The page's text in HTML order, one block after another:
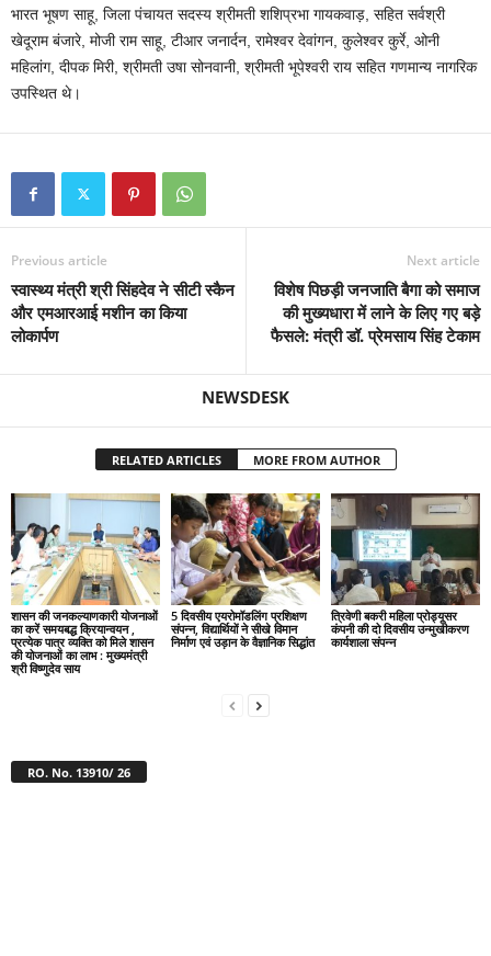
भारत भूषण साहू, जिला पंचायत सदस्य श्रीमती शशिप्रभा गायकवाड़, सहित सर्वश्री
खेदूराम बंजारे, मोजी राम साहू, टीआर जनार्दन, रामेश्वर देवांगन, कुलेश्वर कुर्रे, ओनी
महिलांग, दीपक मिरी, श्रीमती उषा सोनवानी, श्रीमती भूपेश्वरी राय सहित गणमान्य नागरिक
उपस्थित थे।
Previous article
स्वास्थ्य मंत्री श्री सिंहदेव ने सीटी स्कैन
और एमआरआई मशीन का किया
लोकार्पण
Next article
विशेष पिछड़ी जनजाति बैगा को समाज
की मुख्यधारा में लाने के लिए गए बड़े
फैसले: मंत्री डॉ. प्रेमसाय सिंह टेकाम
NEWSDESK
RELATED ARTICLES MORE FROM AUTHOR
शासन की जनकल्याणकारी योजनाओं
का करें समयबद्ध क्रियान्वयन ,
प्रत्येक पात्र व्यक्ति को मिले शासन
की योजनाओं का लाभ : मुख्यमंत्री
श्री विष्णुदेव साय
5 दिवसीय एयरोमॉडलिंग प्रशिक्षण
संपन्न, विद्यार्थियों ने सीखे विमान
निर्माण एवं उड़ान के वैज्ञानिक सिद्धांत
त्रिवेणी बकरी महिला प्रोड्यूसर
कंपनी की दो दिवसीय उन्मुखीकरण
कार्यशाला संपन्न
RO. No. 13910/ 26